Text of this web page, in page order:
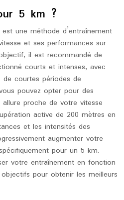
5 km ?
une méthode d’entraînement
et ses performances sur
il est recommandé de
courts et intenses, avec
de courtes périodes de
pouvez opter pour des
proche de votre vitesse
active de 200 mètres en
et les intensités des
augmenter votre
pour un 5 km.
votre entraînement en fonction
pour obtenir les meilleurs